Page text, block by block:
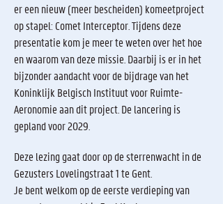
er een nieuw (meer bescheiden) komeetproject
op stapel: Comet Interceptor. Tijdens deze
presentatie kom je meer te weten over het hoe
en waarom van deze missie. Daarbij is er in het
bijzonder aandacht voor de bijdrage van het
Koninklijk Belgisch Instituut voor Ruimte-
Aeronomie aan dit project. De lancering is
gepland voor 2029.
Deze lezing gaat door op de sterrenwacht in de
Gezusters Lovelingstraat 1 te Gent.
Je bent welkom op de eerste verdieping van